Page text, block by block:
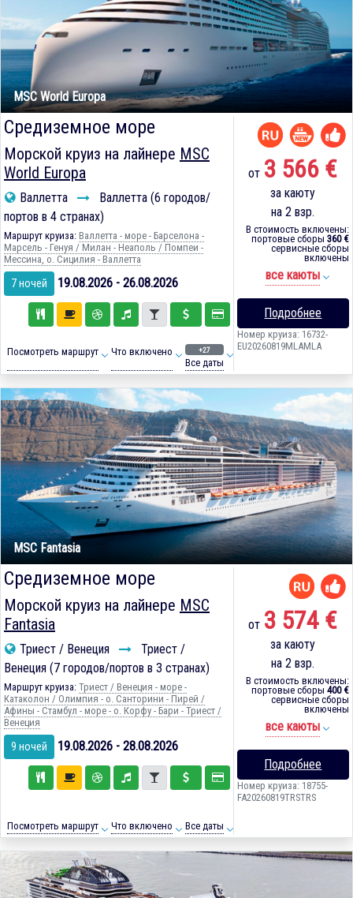
MSC World Europa
Средиземное море
Морской круиз на лайнере MSC
World Europa
Валлетта
Валлетта (6 городов/
портов в 4 странах)
Маршрут круиза: Валлетта - море - Барселона -
Марсель - Генуя / Милан - Неаполь / Помпеи -
Мессина, о. Сицилия - Валлетта
7 ночей 19.08.2026 - 26.08.2026
Посмотреть маршрут Что включено +27
Все даты
от 3 566 €
за каюту
на 2 взр.
В стоимость включены:
портовые сборы 360 €
сервисные сборы
включены
все каюты
Подробнее
Номер круиза: 16732-
EU20260819MLAMLA
MSC Fantasia
Средиземное море
Морской круиз на лайнере MSC
Fantasia
Триест / Венеция
Триест /
Венеция (7 городов/портов в 3 странах)
Маршрут круиза: Триест / Венеция - море -
Катаколон / Олимпия - о. Санторини - Пирей /
Афины - Стамбул - море - о. Корфу - Бари - Триест /
Венеция
9 ночей 19.08.2026 - 28.08.2026
Посмотреть маршрут Что включено Все даты
от 3 574 €
за каюту
на 2 взр.
В стоимость включены:
портовые сборы 400 €
сервисные сборы
включены
все каюты
Подробнее
Номер круиза: 18755-
FA20260819TRSTRS